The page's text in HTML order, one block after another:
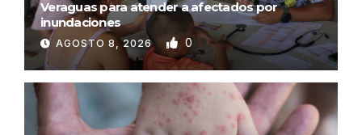
Veraguas para atender a afectados por
inundaciones
AGOSTO 8, 2026 0